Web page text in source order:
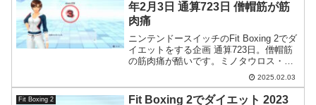
年2月3日 通算723日 僧帽筋が筋
肉痛
ニンテンドースイッチのFit Boxing 2でダ
イエットをする企画 通算723日。僧帽筋
の筋肉痛が酷いです。ミノタウロス・コ
ンプレックスが効いているのでしょう。
2025.02.03
Fit Boxing 2
Fit Boxing 2でダイエット 2023